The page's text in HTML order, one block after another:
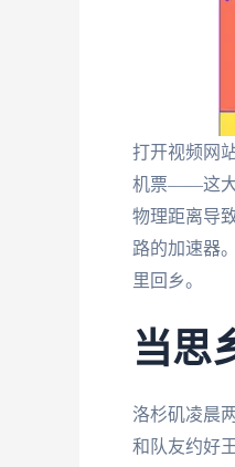
打开视频网
机票——这大
物理距离导
路的加速器
里回乡。
当思
洛杉矶凌晨
和队友约好